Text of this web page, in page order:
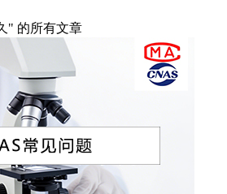
" 的所有文章